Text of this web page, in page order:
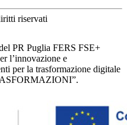
riservati
PR Puglia FERS FSE+
l’innovazione e
per la trasformazione digitale